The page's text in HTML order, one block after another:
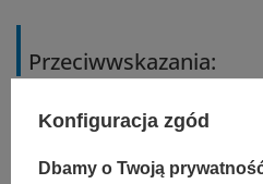
Przeciwwskazania:
gdy potrzebne jest
przedłużone (dłużej
Konfiguracja zgód
Dbamy o Twoją